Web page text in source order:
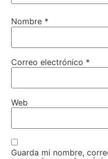
Nombre *
Correo electrónico *
Web
Guarda mi nombre,